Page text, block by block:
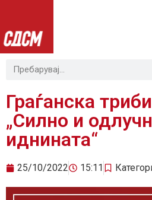
Граѓанска
„Силно и
иднината“
25/10/2022 15:11